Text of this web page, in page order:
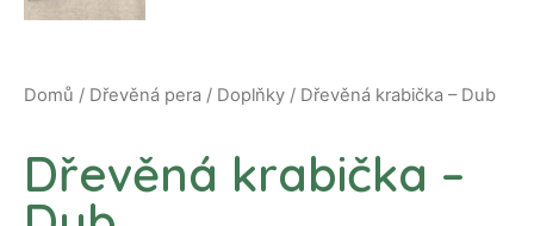
Domů / Dřevěná pera / Doplňky / Dřevěná krabička – Dub
Dřevěná krabička –